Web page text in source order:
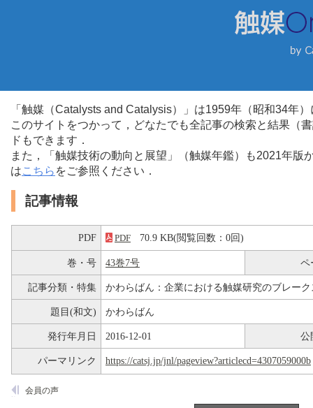
「触媒（Catalysts and Catalysis）」は1959年（昭和34年
このサイトをつかって，どなたでも全記事の検索と結果（
ドもできます．
また，「触媒技術の動向と展望」（触媒年鑑）も2021年
はこちら をご参照ください．
記事情報
PDF PDF 70.9 KB(閲覧回数：0回)
巻・号 43巻7号 ペ
記事分類・特集 かわらばん：企業における触媒研究のブレー
題目(和文) かわらばん
発行年月日 2016-12-01 公
パーマリンク https://catsj.jp/jnl/pageview?articlecd=4307059000b
会員の声